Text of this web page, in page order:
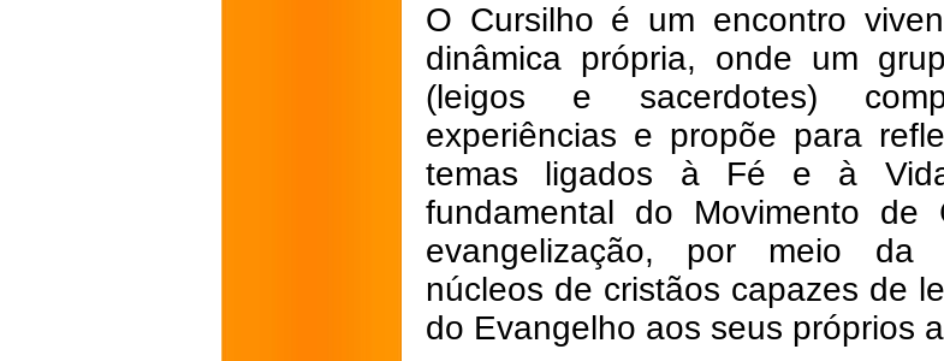
O Cursilho é um encontro
dinâmica própria, onde um
(leigos e sacerdotes)
experiências e propõe para
temas ligados à Fé e à
fundamental do Movimento de
evangelização, por meio da
núcleos de cristãos capazes de
do Evangelho aos seus próprios